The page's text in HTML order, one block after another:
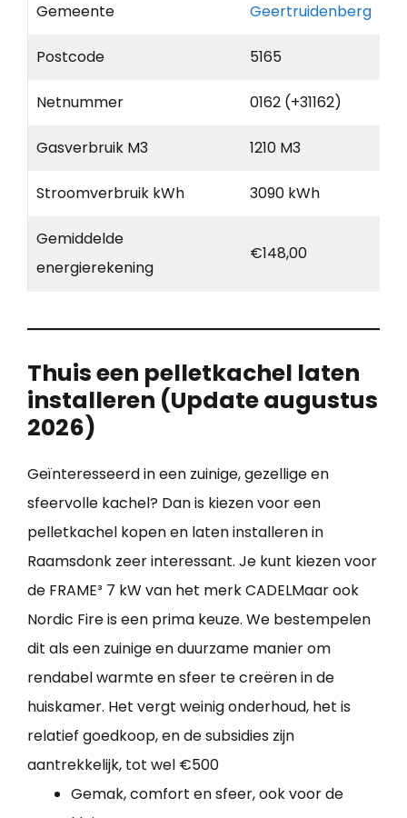
Gemeente Geertruidenberg
Postcode 5165
Netnummer 0162 (+31162)
Gasverbruik M3 1210 M3
Stroomverbruik kWh 3090 kWh
Gemiddelde
energierekening
€148,00
Thuis een pelletkachel laten
installeren (Update augustus
2026)
Geïnteresseerd in een zuinige, gezellige en
sfeervolle kachel? Dan is kiezen voor een
pelletkachel kopen en laten installeren in
Raamsdonk zeer interessant. Je kunt kiezen voor
de FRAME³ 7 kW van het merk CADELMaar ook
Nordic Fire is een prima keuze. We bestempelen
dit als een zuinige en duurzame manier om
rendabel warmte en sfeer te creëren in de
huiskamer. Het vergt weinig onderhoud, het is
relatief goedkoop, en de subsidies zijn
aantrekkelijk, tot wel €500
Gemak, comfort en sfeer, ook voor de